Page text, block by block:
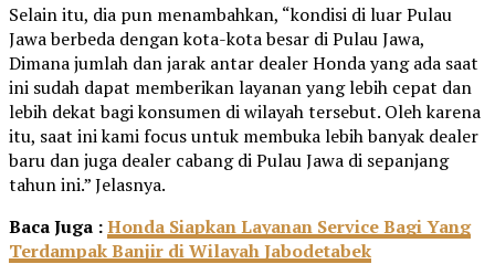
Selain itu, dia pun menambahkan, “kondisi di luar Pulau
Jawa berbeda dengan kota-kota besar di Pulau Jawa,
Dimana jumlah dan jarak antar dealer Honda yang ada saat
ini sudah dapat memberikan layanan yang lebih cepat dan
lebih dekat bagi konsumen di wilayah tersebut. Oleh karena
itu, saat ini kami focus untuk membuka lebih banyak dealer
baru dan juga dealer cabang di Pulau Jawa di sepanjang
tahun ini.” Jelasnya.
Baca Juga :Honda Siapkan Layanan Service Bagi Yang
Terdampak Banjir di Wilayah Jabodetabek